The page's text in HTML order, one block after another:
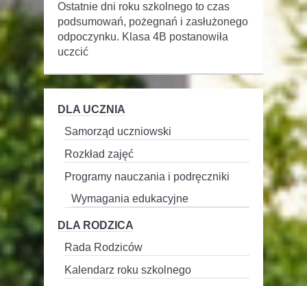
Ostatnie dni roku szkolnego to czas
podsumowań, pożegnań i zasłużonego
odpoczynku. Klasa 4B postanowiła
uczcić
DLA UCZNIA
Samorząd uczniowski
Rozkład zajęć
Programy nauczania i podręczniki
Wymagania edukacyjne
DLA RODZICA
Rada Rodziców
Kalendarz roku szkolnego